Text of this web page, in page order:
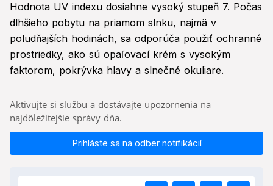
Hodnota UV indexu dosiahne vysoký stupeň 7. Počas
dlhšieho pobytu na priamom slnku, najmä v
poludňajších hodinách, sa odporúča použiť ochranné
prostriedky, ako sú opaľovací krém s vysokým
faktorom, pokrývka hlavy a slnečné okuliare.
Aktivujte si službu a dostávajte upozornenia na
najdôležitejšie správy dňa.
Prihláste sa na odber notifikácií